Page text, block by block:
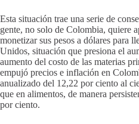
Esta situación trae una serie de
gente, no solo de Colombia, quiere
monetizar sus pesos a dólares para
Unidos, situación que presiona el
aumento del costo de las materias
empujó precios e inflación en
anualizado del 12,22 por ciento al
que en alimentos, de manera
por ciento.